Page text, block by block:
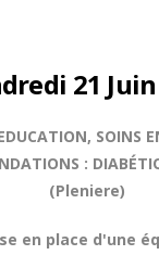
21
SOINS
:
(Pleniere)
en place d'une